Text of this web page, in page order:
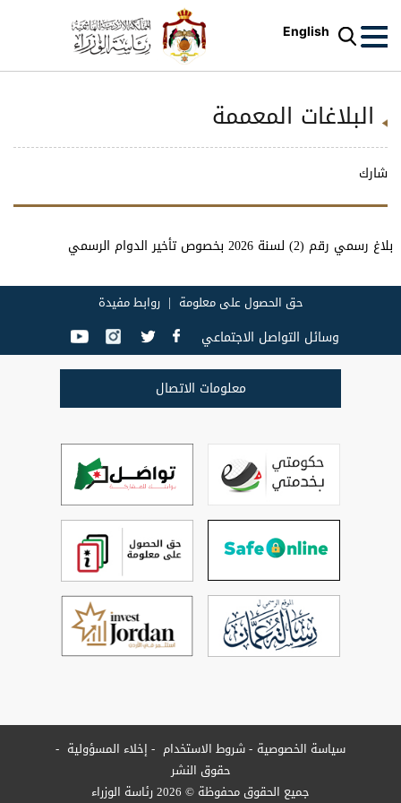
English
البلاغات المعممة
شارك
بلاغ رسمي رقم (2) لسنة 2026 بخصوص تأخير الدوام الرسمي
حق الحصول على معلومة روابط مفيدة
وسائل التواصل الاجتماعي
معلومات الاتصال
سياسة الخصوصية شروط الاستخدام
إخلاء المسؤولية
حقوق النشر
جميع الحقوق محفوظة © 2026 رئاسة الوزراء